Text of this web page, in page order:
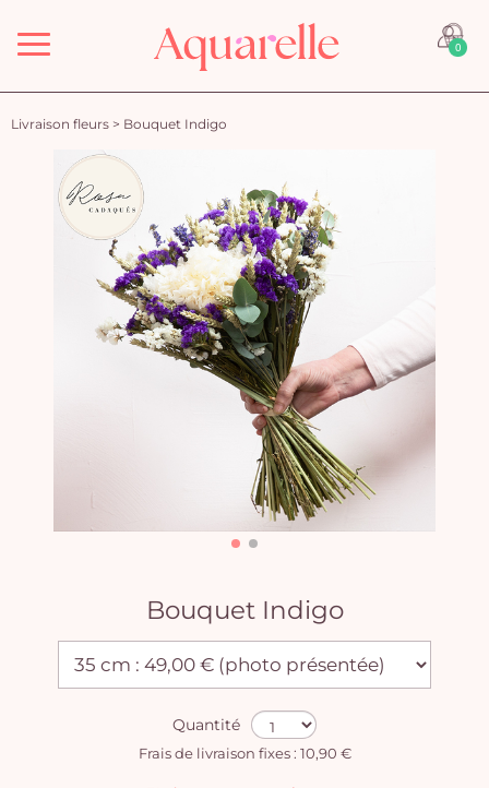
Menu 0
Livraison fleurs > Bouquet Indigo
Bouquet Indigo
Quantité
Frais de livraison fixes : 10,90 €